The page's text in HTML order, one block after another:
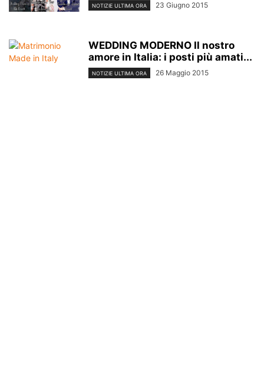
NOTIZIE ULTIMA ORA 23 Giugno 2015
WEDDING MODERNO Il nostro
amore in Italia: i posti più amati...
NOTIZIE ULTIMA ORA 26 Maggio 2015